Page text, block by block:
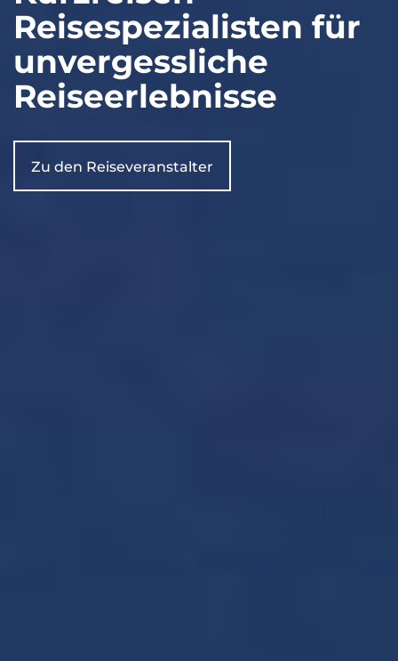
Reisespezialisten für
unvergessliche
Reiseerlebnisse
Zu den Reiseveranstalter